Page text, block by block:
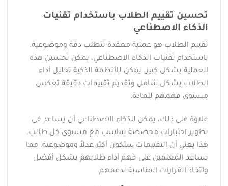
تحسين تقييم الطلاب باستخدام تقنيات
الذكاء الاصطناعي
تقييم الطلاب هو عملية معقدة تتطلب دقة وموضوعية.
باستخدام تقنيات الذكاء الاصطناعي، يمكن تحسين هذه
العملية بشكل كبير. يمكن للأنظمة الذكية تحليل أداء
الطلاب بشكل شامل وتقديم تقييمات دقيقة تعكس
مستوى فهمهم للمادة.
علاوة على ذلك، يمكن للذكاء الاصطناعي أن يساعد في
تطوير اختبارات مخصصة تتناسب مع مستوى كل طالب.
هذا يعني أن التقييمات ستكون أكثر عدلاً وموضوعية، مما
يساعد المعلمين على فهم أداء طلابهم بشكل أفضل
واتخاذ القرارات المناسبة لدعمهم.